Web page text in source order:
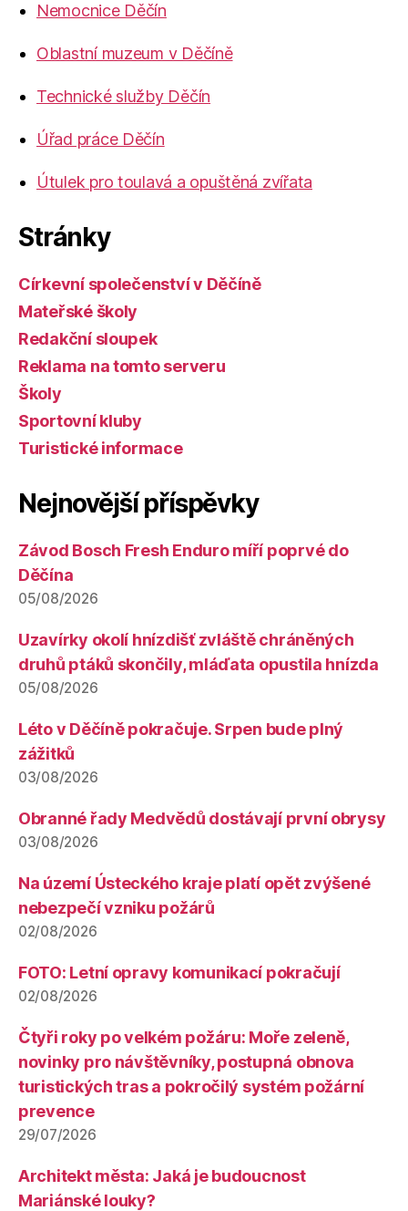
Nemocnice Děčín
Oblastní muzeum v Děčíně
Technické služby Děčín
Úřad práce Děčín
Útulek pro toulavá a opuštěná zvířata
Stránky
Církevní společenství v Děčíně
Mateřské školy
Redakční sloupek
Reklama na tomto serveru
Školy
Sportovní kluby
Turistické informace
Nejnovější příspěvky
Závod Bosch Fresh Enduro míří poprvé do
Děčína
05/08/2026
Uzavírky okolí hnízdišť zvláště chráněných
druhů ptáků skončily, mláďata opustila hnízda
05/08/2026
Léto v Děčíně pokračuje. Srpen bude plný
zážitků
03/08/2026
Obranné řady Medvědů dostávají první obrysy
03/08/2026
Na území Ústeckého kraje platí opět zvýšené
nebezpečí vzniku požárů
02/08/2026
FOTO: Letní opravy komunikací pokračují
02/08/2026
Čtyři roky po velkém požáru: Moře zeleně,
novinky pro návštěvníky, postupná obnova
turistických tras a pokročilý systém požární
prevence
29/07/2026
Architekt města: Jaká je budoucnost
Mariánské louky?